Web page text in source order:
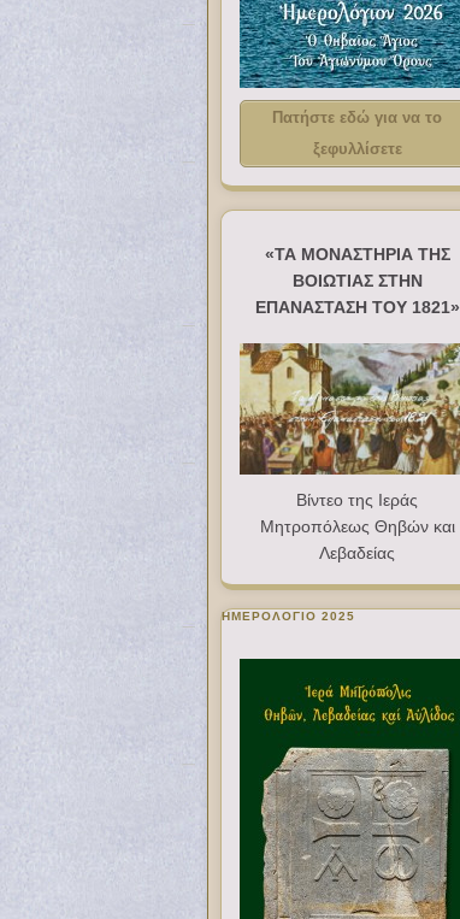
Πατήστε εδώ για να το
ξεφυλλίσετε
«ΤΑ ΜΟΝΑΣΤΗΡΙΑ ΤΗΣ
ΒΟΙΩΤΙΑΣ ΣΤΗΝ
ΕΠΑΝΑΣΤΑΣΗ ΤΟΥ 1821»
Βίντεο της Ιεράς
Μητροπόλεως Θηβών και
Λεβαδείας
ΗΜΕΡΟΛΟΓΙΟ 2025